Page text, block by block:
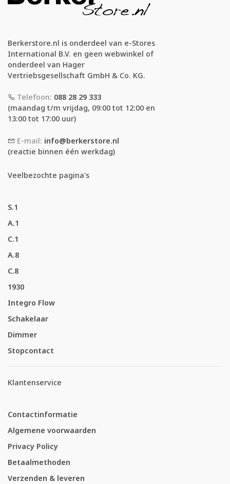
Berkerstore.nl is onderdeel van e-Stores
International B.V. en geen webwinkel of
onderdeel van Hager
Vertriebsgesellschaft GmbH & Co. KG.
Telefoon: 088 28 29 333
(maandag t/m vrijdag, 09:00 tot 12:00 en
13:00 tot 17:00 uur)
E-mail: info@berkerstore.nl
(reactie binnen één werkdag)
Veelbezochte pagina's
S.1
A.1
C.1
A.8
C.8
1930
Integro Flow
Schakelaar
Dimmer
Stopcontact
Klantenservice
Contactinformatie
Algemene voorwaarden
Privacy Policy
Betaalmethoden
Verzenden & leveren